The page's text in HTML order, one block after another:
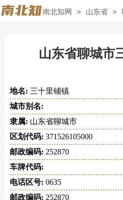
南北知网 > 山东省 >
山东省聊城市
地名: 三十里铺镇
城市别名:
隶属: 山东省聊城市
区划代码: 371526105000
邮政编码: 252870
车牌代码:
电话区号: 0635
邮政编码: 252870